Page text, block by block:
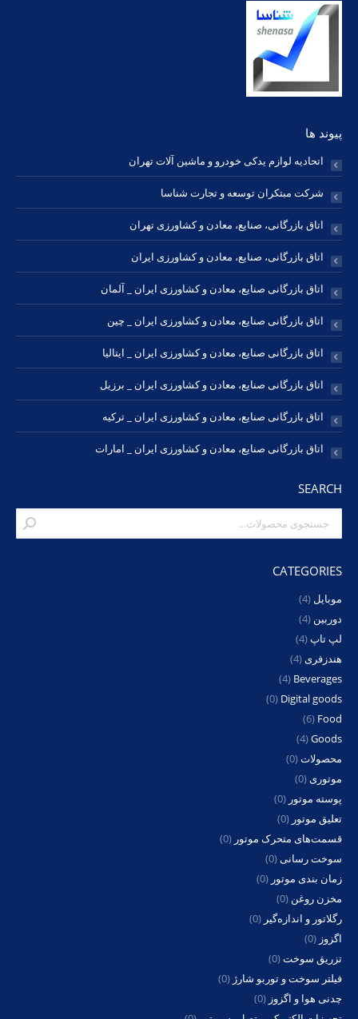
in
new
window
new
window
in
new
window
in
new
پیوند ها
اتحادیه لوازم یدکی خودرو و ماشین آلات تهران
شرکت مبتکران توسعه و تجارت شناسا
اتاق بازرگانی، صنایع، معادن و کشاورزی تهران
اتاق بازرگانی، صنایع، معادن و کشاورزی ایران
اتاق بازرگانی صنایع، معادن و کشاورزی ایران _ آلمان
اتاق بازرگانی صنایع، معادن و کشاورزی ایران _ چین
اتاق بازرگانی صنایع، معادن و کشاورزی ایران _ ایتالیا
اتاق بازرگانی صنایع، معادن و کشاورزی ایران _ برزیل
اتاق بازرگانی صنایع، معادن و کشاورزی ایران _ ترکیه
اتاق بازرگانی صنایع، معادن و کشاورزی ایران _ امارات
SEARCH
CATEGORIES
موبایل (4)
دوربین (4)
لپ تاپ(4)
هندزفری(4)
Beverages
(4)
Digital goods
(0)
Food
(6)
Goods
(4)
محصولات(0)
موتوری(0)
پوسته موتور (0)
تعلیق موتور (0)
قسمت‌های متحرک موتور (0)
سوخت رسانی(0)
زمان بندی موتور (0)
مخزن روغن (0)
رگلاتور و اندازه‌گیر (0)
اگزوز (0)
تزریق سوخت(0)
فیلتر سوخت و توربو شارژ (0)
چدنی هوا و اگزوز (0)